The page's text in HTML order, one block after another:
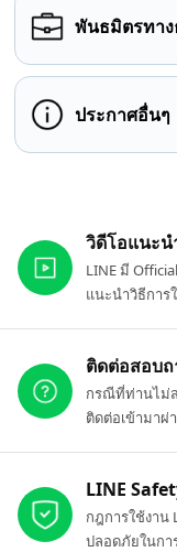
พันธมิตรทาง
ประกาศอื่นๆ
วิดีโอแนะน
LINE มี
แนะนำวิธีการ
ติดต่อสอบ
กรณีที่ท่านไม่
ติดต่อเข้ามา
LINE
กฎการใช้งาน
ปลอดภัยในกา